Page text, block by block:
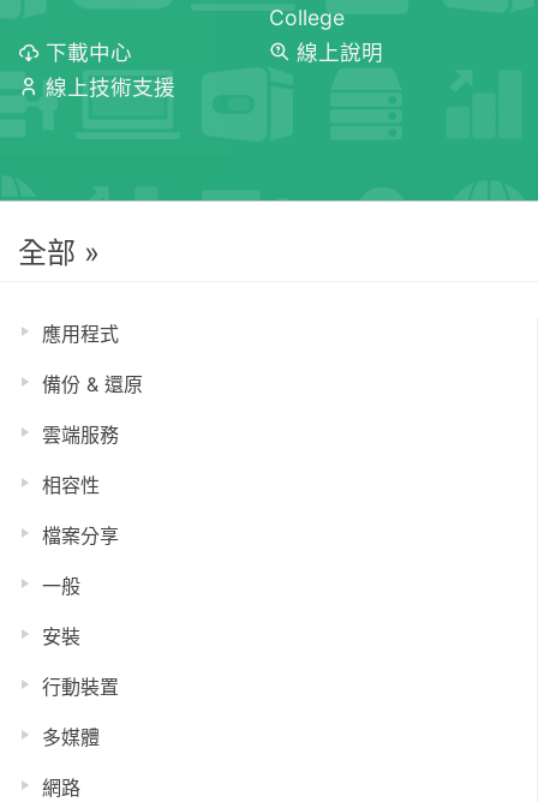
College
下載中心
線上說明
線上技術支援
全部 »
應用程式
備份 & 還原
雲端服務
相容性
檔案分享
一般
安裝
行動裝置
多媒體
網路